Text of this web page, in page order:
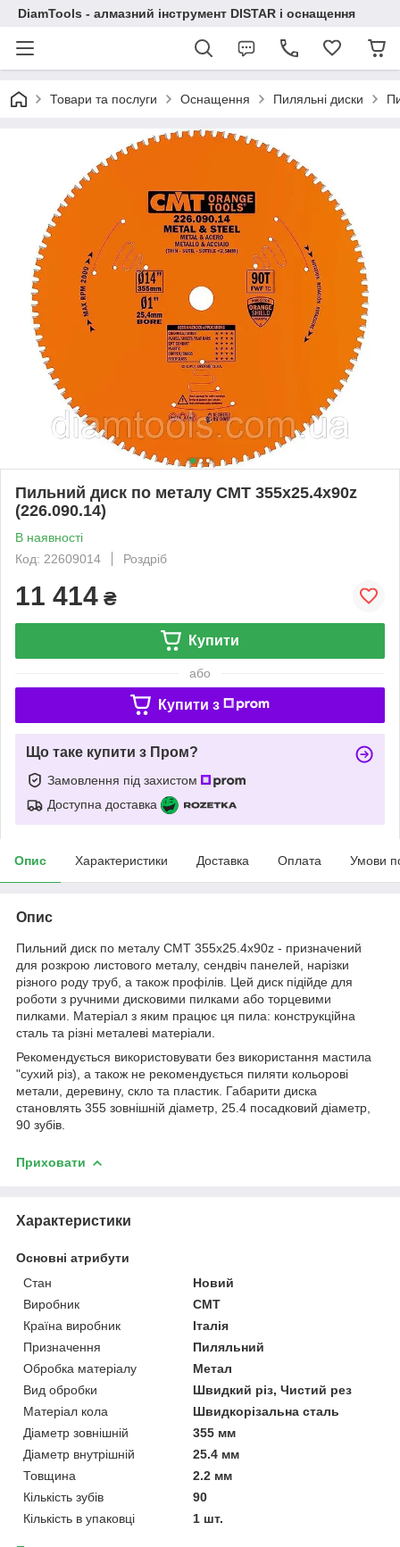
DiamTools - алмазний інструмент DISTAR і оснащення
Товари та послуги Оснащення Пиляльні диски
Пильний диск по металу СМТ 355х25.4х90z
(226.090.14)
В наявності
Код: 22609014
Роздріб
11 414 ₴
Купити
або
Купити з
Що таке купити з Пром?
Замовлення під захистом
Доступна доставка
Опис Характеристики Доставка Оплата Умови
Опис
Пильний диск по металу СМТ 355х25.4х90z - призначений
для розкрою листового металу, сендвіч панелей, нарізки
різного роду труб, а також профілів. Цей диск підійде для
роботи з ручними дисковими пилками або торцевими
пилками. Матеріал з яким працює ця пила: конструкційна
сталь та різні металеві матеріали.
Рекомендується використовувати без використання мастила
"сухий різ), а також не рекомендується пиляти кольорові
метали, деревину, скло та пластик. Габарити диска
становлять 355 зовнішній діаметр, 25.4 посадковий діаметр,
90 зубів.
Приховати
Характеристики
Основні атрибути
Стан
Новий
Виробник
СМТ
Країна виробник
Італія
Призначення
Пиляльний
Обробка матеріалу
Метал
Вид обробки
Швидкий різ, Чистий рез
Матеріал кола
Швидкорізальна сталь
Діаметр зовнішній
355 мм
Діаметр внутрішній
25.4 мм
Товщина
2.2 мм
Кількість зубів
90
Кількість в упаковці
1 шт.